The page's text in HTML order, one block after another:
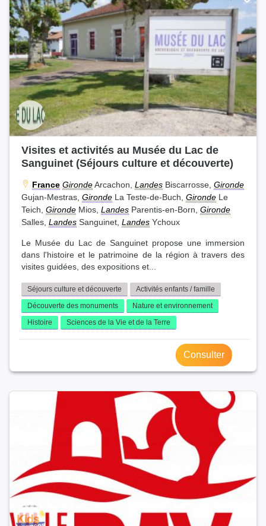
Visites et activités au Musée du Lac de
Sanguinet (Séjours culture et découverte)
France GirondeArcachon, Landes Biscarrosse, Gironde
Gujan-Mestras, Gironde La Teste-de-Buch, Gironde Le
Teich, Gironde Mios, Landes Parentis-en-Born, Gironde
Salles, Landes Sanguinet, Landes Ychoux
Le Musée du Lac de Sanguinet propose une immersion
dans l'histoire et le patrimoine de la région à travers des
visites guidées, des expositions et...
Séjours culture et découverte
Activités enfants / famille
Découverte des monuments
Nature et environnement
Histoire
Sciences de la Vie et de la Terre
Consulter